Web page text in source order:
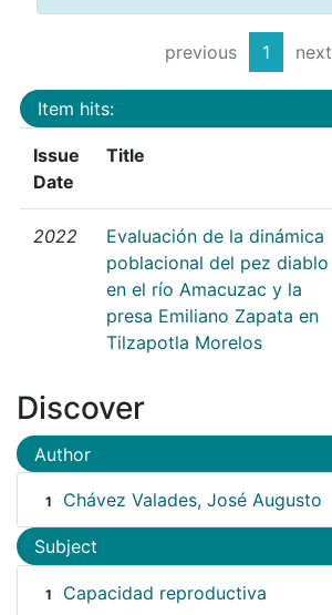
previous 1 next
Item hits:
Issue
Date
Title
2022
Evaluación de la dinámica
poblacional del pez diablo
en el río Amacuzac y la
presa Emiliano Zapata en
Tilzapotla Morelos
Discover
Author
1 Chávez Valades, José Augusto
Subject
1 Capacidad reproductiva